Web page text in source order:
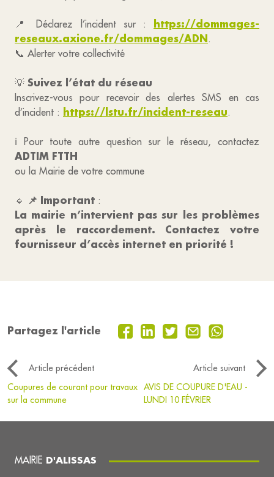
📍 Déclarez l’incident sur :
https://dommages-
reseaux.axione.fr/dommages/ADN.
📞 Alerter votre collectivité
💡 Suivez l’état du réseau
Inscrivez-vous pour recevoir des alertes SMS en cas
d’incident : https://lstu.fr/incident-reseau.
ℹ️ Pour toute autre question sur le réseau, contactez
ADTIM FTTH
ou la Mairie de votre commune
🔹 📌 Important :
La mairie n’intervient pas sur les problèmes
après le raccordement. Contactez votre
fournisseur d’accès internet en priorité !
Partagez l'article
Article précédent
Article suivant
Coupures de courant pour travaux
sur la commune
AVIS DE COUPURE D'EAU -
LUNDI 10 FÉVRIER
MAIRIE D'ALISSAS